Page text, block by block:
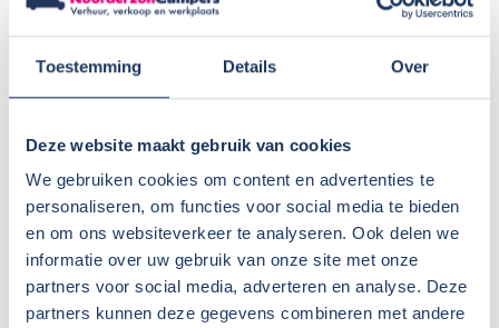
Toestemming Details Over
Deze website maakt gebruik van cookies
We gebruiken cookies om content en advertenties te
personaliseren, om functies voor social media te bieden
en om ons websiteverkeer te analyseren. Ook delen we
informatie over uw gebruik van onze site met onze
partners voor social media, adverteren en analyse. Deze
partners kunnen deze gegevens combineren met andere
Ga mee naar de Sunlight/Capron fabriek in
Neustadt!
Sunlight Demodagen
Nog meer 2026 modellen in onze showroom
Profiteer van €1400 voordeel op nieuwe
Sunlight modellen
Voor in de agenda, onze huisshow!